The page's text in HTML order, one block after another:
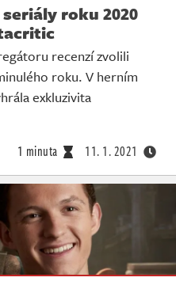
roku 2020
recenzí zvolili
roku. V herním
exkluzivita
1 minuta 11. 1. 2021